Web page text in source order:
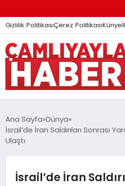
Gizlilik PolitikasıÇerez PolitikasıKünye
GÜNDEM
DÜNYA
Ana Sayfa Dünya
İsrail’de İran Saldırıları Sonrası
Ulaştı
İsrail’de İran